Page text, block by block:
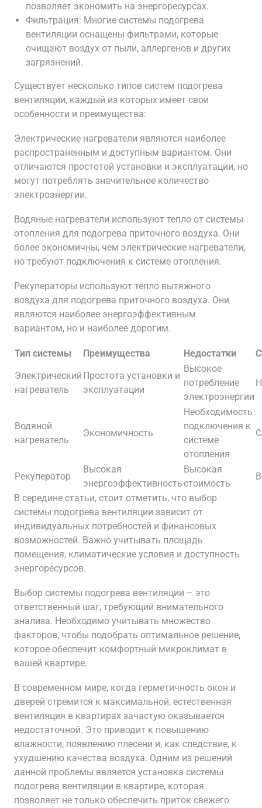
позволяет экономить на энергоресурсах.
Фильтрация: Многие системы подогрева
вентиляции оснащены фильтрами, которые
очищают воздух от пыли, аллергенов и других
загрязнений.
Существует несколько типов систем подогрева
вентиляции, каждый из которых имеет свои
особенности и преимущества:
Электрические нагреватели являются наиболее
распространенным и доступным вариантом. Они
отличаются простотой установки и эксплуатации, но
могут потреблять значительное количество
электроэнергии.
Водяные нагреватели используют тепло от системы
отопления для подогрева приточного воздуха. Они
более экономичны, чем электрические нагреватели,
но требуют подключения к системе отопления.
Рекуператоры используют тепло вытяжного
воздуха для подогрева приточного воздуха. Они
являются наиболее энергоэффективным
вариантом, но и наиболее дорогим.
Тип системы Преимущества Недостатки
Электрический
нагреватель
Простота установки и
эксплуатации
Высокое
потребление
электроэнергии
Водяной
нагреватель
Экономичность
Необходимость
подключения к
системе
отопления
Рекуператор
Высокая
энергоэффективность
Высокая
стоимость
В середине статьи, стоит отметить, что выбор
системы подогрева вентиляции зависит от
индивидуальных потребностей и финансовых
возможностей. Важно учитывать площадь
помещения, климатические условия и доступность
энергоресурсов.
Выбор системы подогрева вентиляции – это
ответственный шаг, требующий внимательного
анализа. Необходимо учитывать множество
факторов, чтобы подобрать оптимальное решение,
которое обеспечит комфортный микроклимат в
вашей квартире.
В современном мире, когда герметичность окон и
дверей стремится к максимальной, естественная
вентиляция в квартирах зачастую оказывается
недостаточной. Это приводит к повышению
влажности, появлению плесени и, как следствие, к
ухудшению качества воздуха. Одним из решений
данной проблемы является установка системы
подогрева вентиляции в квартире, которая
позволяет не только обеспечить приток свежего